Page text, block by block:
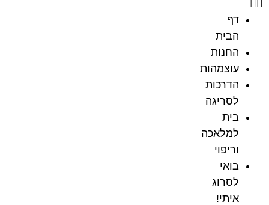
דף
הבית
החנות
עוצמהות
הדרכות
לסריגה
בית
למלאכה
וריפוי
בואי
לסרוג
איתי!